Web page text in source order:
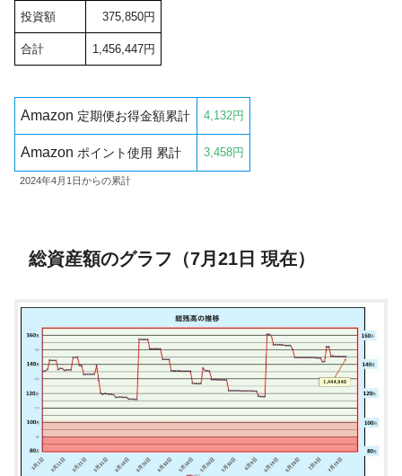
投資額 375,850円
合計 1,456,447円
Amazon 定期便お得金額累計 4,132円
Amazon ポイント使用 累計 3,458円
2024年4月1日からの累計
総資産額のグラフ（7月21日 現在）